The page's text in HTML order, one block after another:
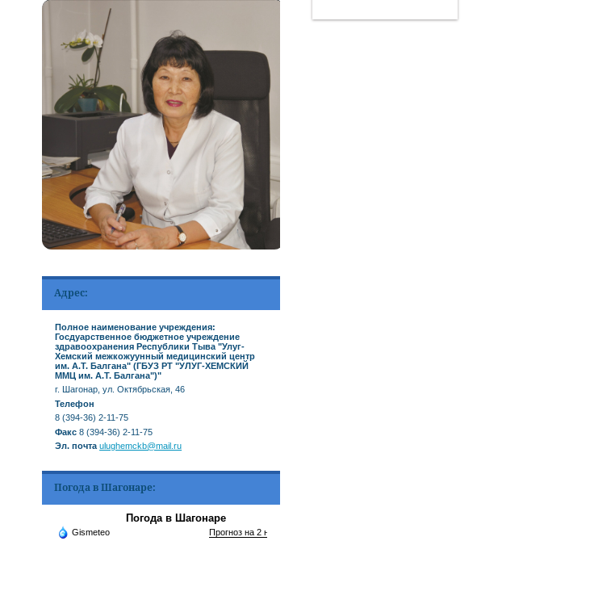
Адрес:
Полное наименование учреждения:
Госдуарственное бюджетное учреждение
здравоохранения Республики Тыва "Улуг-
Хемский межкожуунный медицинский центр
им. А.Т. Балгана" (ГБУЗ РТ "УЛУГ-ХЕМСКИЙ
ММЦ им. А.Т. Балгана")"
г. Шагонар, ул. Октябрьская, 46
Телефон
8 (394-36) 2-11-75
Факс 8 (394-36) 2-11-75
Эл. почта ulughemckb@mail.ru
Погода в Шагонаре:
Погода в Шагонаре
Gismeteo Прогноз на 2 недели